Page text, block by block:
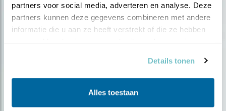
partners voor social media, adverteren en analyse. Deze
partners kunnen deze gegevens combineren met andere
informatie die u aan ze heeft verstrekt of die ze hebben
Details tonen
Alles toestaan